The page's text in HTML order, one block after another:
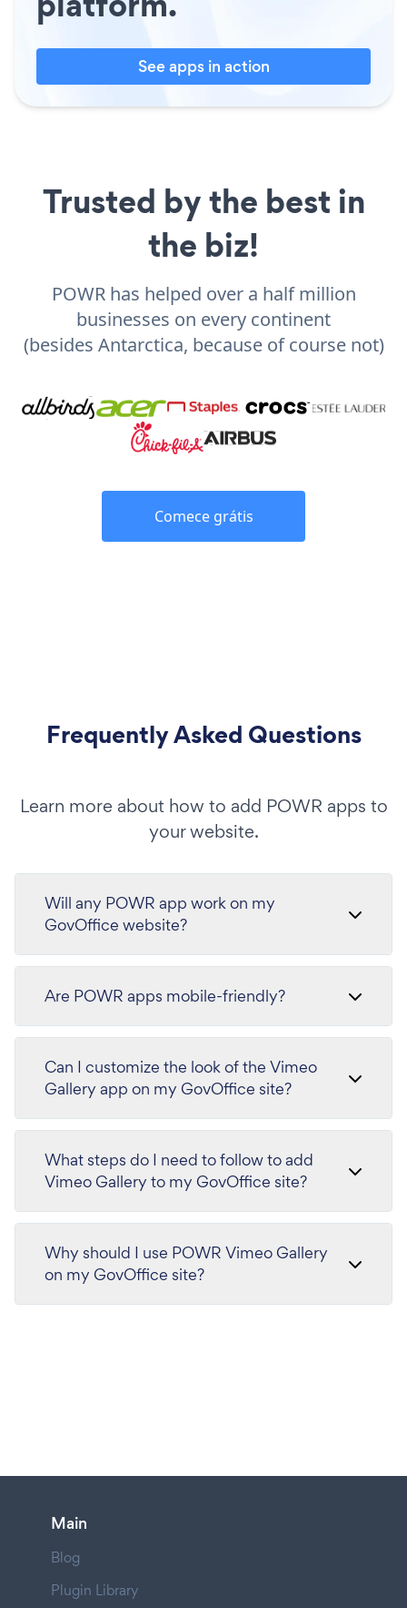
See apps in action
Trusted by the best in
the biz!
POWR has helped over a half million
businesses on every continent
(besides Antarctica, because of course not)
Comece grátis
Frequently Asked Questions
Learn more about how to add POWR apps to
your website.
Will any POWR app work on my
GovOffice website?
Are POWR apps mobile-friendly?
Can I customize the look of the Vimeo
Gallery app on my GovOffice site?
What steps do I need to follow to add
Vimeo Gallery to my GovOffice site?
Why should I use POWR Vimeo Gallery
on my GovOffice site?
Main
Blog
Plugin Library